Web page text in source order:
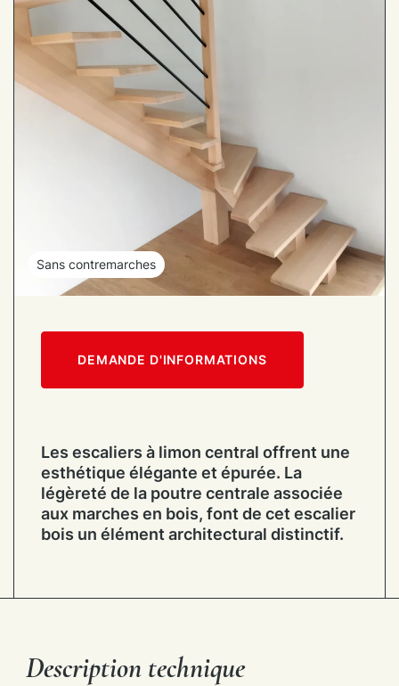
Sans contremarches
DEMANDE D'INFORMATIONS
Les escaliers à limon central offrent une
esthétique élégante et épurée. La
légèreté de la poutre centrale associée
aux marches en bois, font de cet escalier
bois un élément architectural distinctif.
Description technique